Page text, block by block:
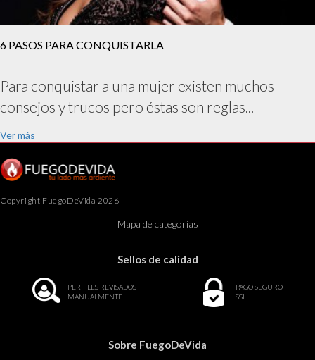
6 PASOS PARA CONQUISTARLA
Para conquistar a una mujer existen muchos
consejos y trucos pero éstas son reglas...
Ver más
Copyright FuegoDeVida 2026
Mapa de categorías
Sellos de calidad
PERFILES REVISADOS
MANUALMENTE
PAGO SEGURO
SSL
Sobre FuegoDeVida